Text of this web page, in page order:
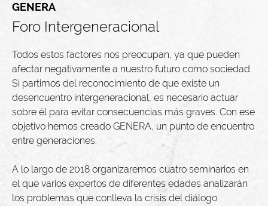
GENERA
Foro Intergeneracional
Todos estos factores nos preocupan, ya que pueden
afectar negativamente a nuestro futuro como sociedad.
Si partimos del reconocimiento de que existe un
desencuentro intergeneracional, es necesario actuar
sobre él para evitar consecuencias más graves. Con ese
objetivo hemos creado GENERA, un punto de encuentro
entre generaciones.
A lo largo de 2018 organizaremos cuatro seminarios en
el que varios expertos de diferentes edades analizarán
los problemas que conlleva la crisis del diálogo